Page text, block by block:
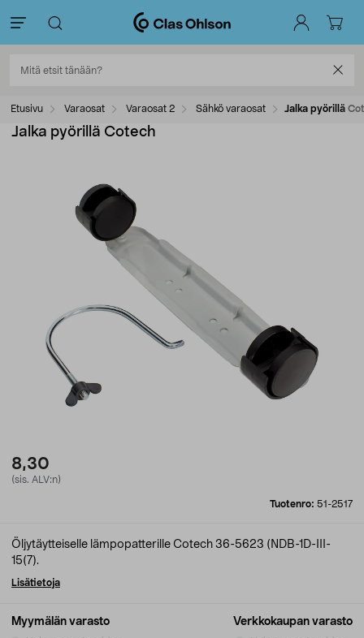
Etusivu Varaosat Varaosat 2 Sähkö varaosat Jalka pyörillä
Jalka pyörillä Cotech
8,30
(sis. ALV:n)
Tuotenro: 51-2517
Myymälän varasto Verkkokaupan varasto
Öljytäytteiselle lämpopatterille Cotech 36-5623 (NDB-1D-III-
15(7).
Lisätietoja